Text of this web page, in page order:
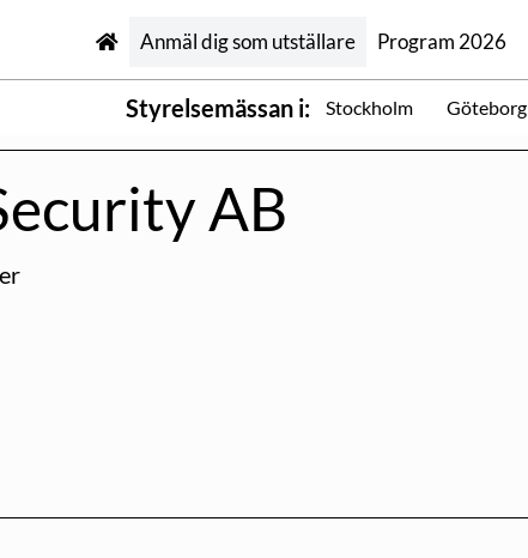
Anmäl dig som utställare Program 2026
Styrelsemässan i: Stockholm Göteborg
AB